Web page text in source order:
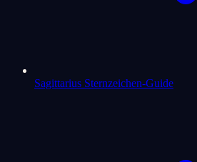
Sagittarius Sternzeichen-Guide